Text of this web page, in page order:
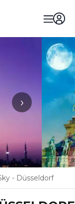
›
- Düsseldorf